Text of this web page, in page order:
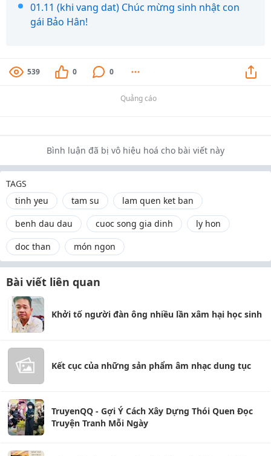
01.11 (khi vang dat) Chúc mừng sinh nhật con
gái Bảo Hân!
539 0 0
Quảng cáo
Bình luận đã bị vô hiệu hoá cho bài viết này
TAGS
tinh yeu
tam su
lam quen ket ban
benh dau dau
cuoc song gia dinh
ly hon
doc than
món ngon
Bài viết liên quan
Khởi tố người đàn ông nhiều lần xâm hại học sinh
Kết cục của những sản phẩm âm nhạc dung tục
TruyenQQ - Gợi Ý Cách Xây Dựng Thói Quen Đọc
Truyện Tranh Mỗi Ngày